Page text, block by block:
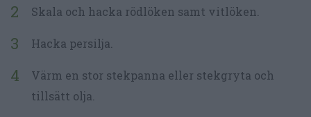
Skala och hacka rödlöken samt vitlöken.
Hacka persilja.
Värm en stor stekpanna eller stekgryta och
tillsätt olja.